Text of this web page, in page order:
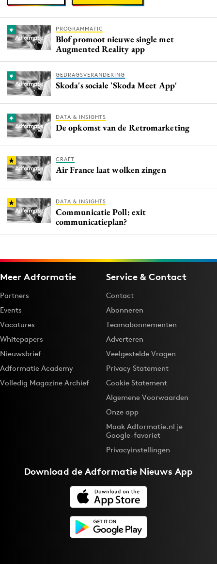
PROGRAMMATIC
Blof promoot nieuwe single met
Augmented Reality app
GEDRAGSVERANDERING
Skoda's sociale 'Skoda Meet App'
DATA & INSIGHTS
De opkomst van de Retromarketing
CRAFT
Air France laat wolken zingen
DATA & INSIGHTS
Communicatie Poll: exit
communicatieplan?
Meer Adformatie
Partners
Events
Vacatures
Whitepapers
Nieuwsbrief
Adformatie Academy
Volledig Magazine Archief
Service & Contact
Contact
Abonneren
Teamabonnementen
Adverteren
Veelgestelde Vragen
Privacy Statement
Cookie Statement
Algemene Voorwaarden
Onze app
Maak Adformatie.nl je
Google-favoriet
Privacyinstellingen
Download deAdformatie Nieuws App